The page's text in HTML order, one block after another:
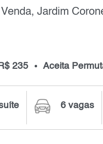
R$ 235 Aceita
6 vagas